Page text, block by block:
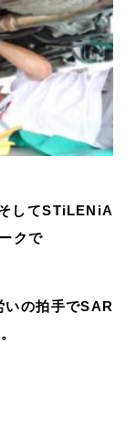
してSTiLENiA
クで
いの拍手でSAR